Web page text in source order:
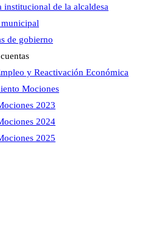
institucional de la alcaldesa
de gobierno
y Reactivación Económica
Mociones
2023
2024
2025